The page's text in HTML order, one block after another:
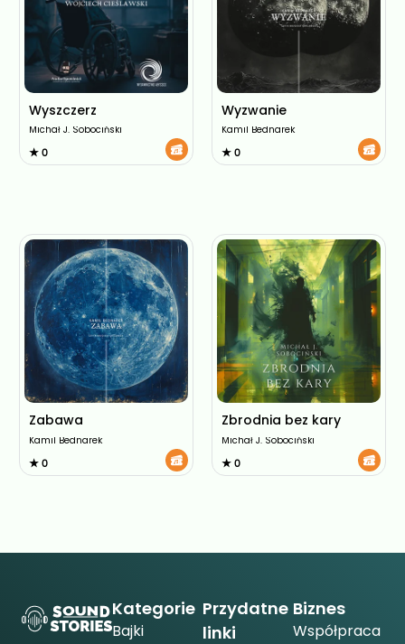
Wyszczerz
Michał J. Sobociński
★ 0
Wyzwanie
Kamil Bednarek
★ 0
Zabawa
Kamil Bednarek
★ 0
Zbrodnia bez kary
Michał J. Sobociński
★ 0
Kategorie
Bajki
Przydatne
linki
Biznes
Współpraca